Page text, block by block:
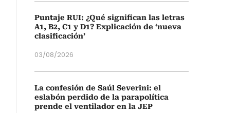
Puntaje RUI: ¿Qué significan las letras
A1, B2, C1 y D1? Explicación de ‘nueva
clasificación’
03/08/2026
La confesión de Saúl Severini: el
eslabón perdido de la parapolítica
prende el ventilador en la JEP